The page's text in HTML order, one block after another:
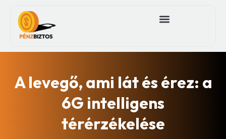
A levegő, ami lát és érez: a
6G intelligens
térérzékelése